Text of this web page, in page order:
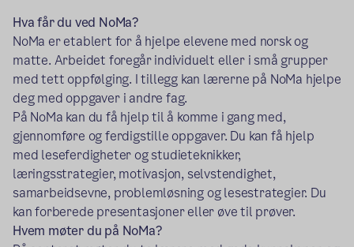
Hva får du ved NoMa?
NoMa er etablert for å hjelpe elevene med norsk og
matte. Arbeidet foregår individuelt eller i små grupper
med tett oppfølging. I tillegg kan lærerne på NoMa hjelpe
deg med oppgaver i andre fag.
På NoMa kan du få hjelp til å komme i gang med,
gjennomføre og ferdigstille oppgaver. Du kan få hjelp
med leseferdigheter og studieteknikker,
læringsstrategier, motivasjon, selvstendighet,
samarbeidsevne, problemløsning og lesestrategier. Du
kan forberede presentasjoner eller øve til prøver.
Hvem møter du på NoMa?